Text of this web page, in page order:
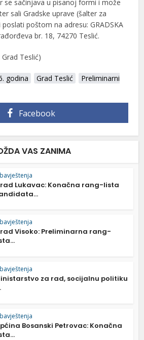
se sačinjava u pisanoj formi i može
sali Gradske uprave (šalter za
poštom na adresu: GRADSKA
br. 18, 74270 Teslić.
Grad Teslić)
godina Grad Teslić
Preliminarni
Facebook
VAS ZANIMA
Lukavac: Konačna rang-lista
Visoko: Preliminarna rang-
za rad, socijalnu politiku
Bosanski Petrovac: Konačna